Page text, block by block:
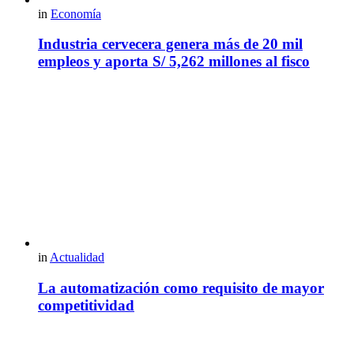
in Economía
Industria cervecera genera más de 20 mil
empleos y aporta S/ 5,262 millones al fisco
in Actualidad
La automatización como requisito de mayor
competitividad